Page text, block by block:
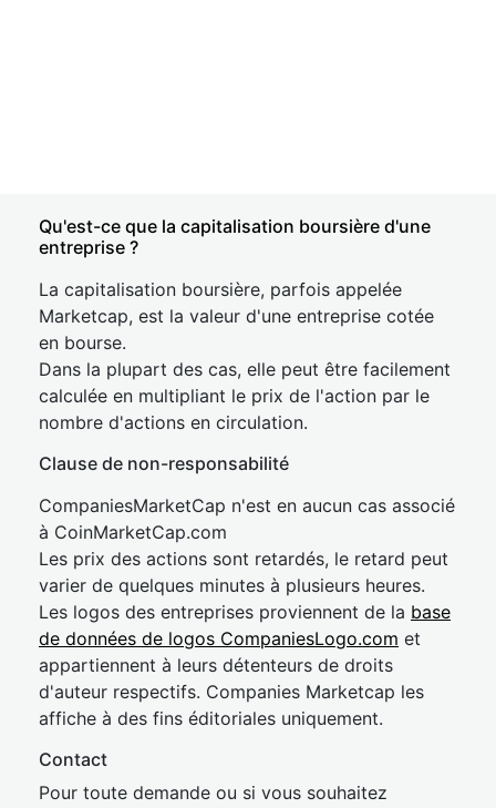
Qu'est-ce que la capitalisation boursière d'une
entreprise ?
La capitalisation boursière, parfois appelée
Marketcap, est la valeur d'une entreprise cotée
en bourse.
Dans la plupart des cas, elle peut être facilement
calculée en multipliant le prix de l'action par le
nombre d'actions en circulation.
Clause de non-responsabilité
CompaniesMarketCap n'est en aucun cas associé
à CoinMarketCap.com
Les prix des actions sont retardés, le retard peut
varier de quelques minutes à plusieurs heures.
Les logos des entreprises proviennent de la base
de données de logos CompaniesLogo.com et
appartiennent à leurs détenteurs de droits
d'auteur respectifs. Companies Marketcap les
affiche à des fins éditoriales uniquement.
Contact
Pour toute demande ou si vous souhaitez